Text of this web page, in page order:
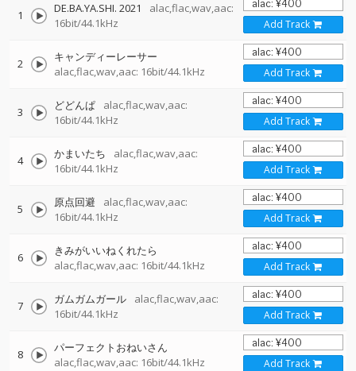
1 DE.BA.YA.SHI. 2021
alac,flac,wav,aac:
16bit/44.1kHz
Add Track
2
キャンディーレーサー
alac,flac,wav,aac: 16bit/44.1kHz
Add Track
3 どどんぱ
alac,flac,wav,aac:
16bit/44.1kHz
Add Track
4 かまいたち
alac,flac,wav,aac:
16bit/44.1kHz
Add Track
5 原点回避
alac,flac,wav,aac:
16bit/44.1kHz
Add Track
6
きみがいいねくれたら
alac,flac,wav,aac: 16bit/44.1kHz
Add Track
7 ガムガムガール
alac,flac,wav,aac:
16bit/44.1kHz
Add Track
8
パーフェクトおねいさん
alac,flac,wav,aac: 16bit/44.1kHz
Add Track